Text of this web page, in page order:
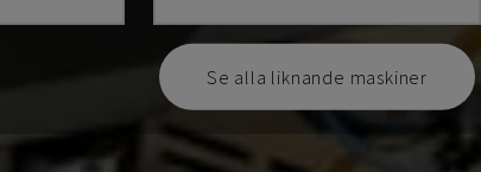
Se alla liknande maskiner